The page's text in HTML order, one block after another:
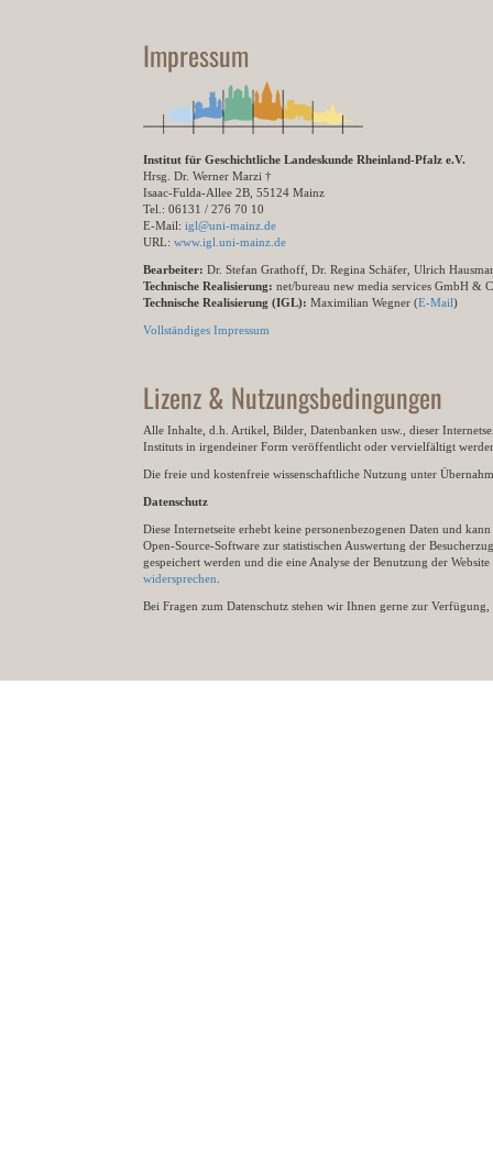
Impressum
Institut für Geschichtliche Landeskunde Rheinland-Pfalz e.V.
Hrsg. Dr. Werner Marzi †
Isaac-Fulda-Allee 2B, 55124 Mainz
Tel.: 06131 / 276 70 10
E-Mail: igl@uni-mainz.de
URL: www.igl.uni-mainz.de
Bearbeiter: Dr. Stefan Grathoff, Dr. Regina Schäfer, Ulrich
Technische Realisierung: net/bureau new media services GmbH &
Technische Realisierung (IGL): Maximilian Wegner (E-Mail)
Vollständiges Impressum
Lizenz & Nutzungsbedingungen
Alle Inhalte, d.h. Artikel, Bilder, Datenbanken usw., dieser
Instituts in irgendeiner Form veröffentlicht oder vervielfältigt
Die freie und kostenfreie wissenschaftliche Nutzung unter
Datenschutz
Diese Internetseite erhebt keine personenbezogenen Daten und
Open-Source-Software zur statistischen Auswertung der
gespeichert werden und die eine Analyse der Benutzung der
widersprechen
Bei Fragen zum Datenschutz stehen wir Ihnen gerne zur